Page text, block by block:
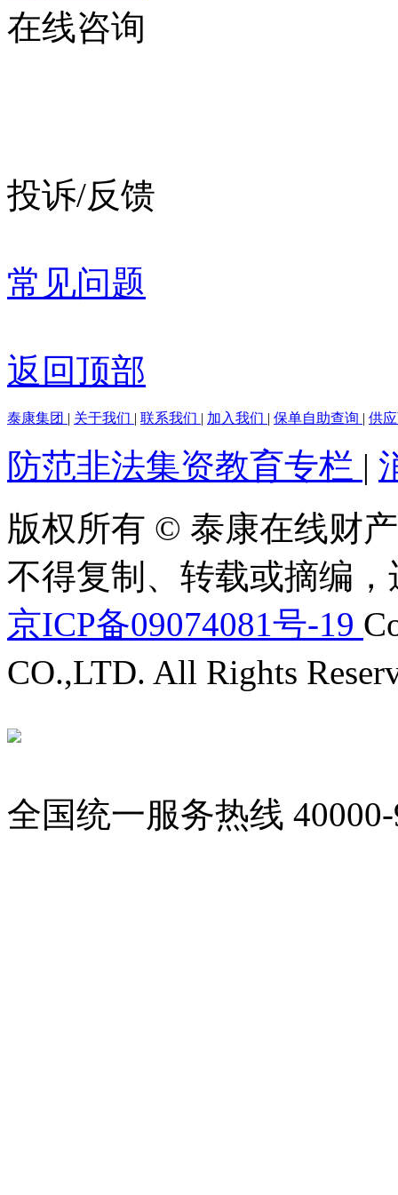
在线咨询
投诉/反馈
常见问题
返回顶部
泰康集团 | 关于我们 | 联系我们 | 加入我们 | 保单自助查询 | 供
防范非法集资教育专栏 |
版权所有 © 泰康在线财
不得复制、转载或摘编
京ICP备09074081号-19
CO.,LTD. All Rights
全国统一服务热线